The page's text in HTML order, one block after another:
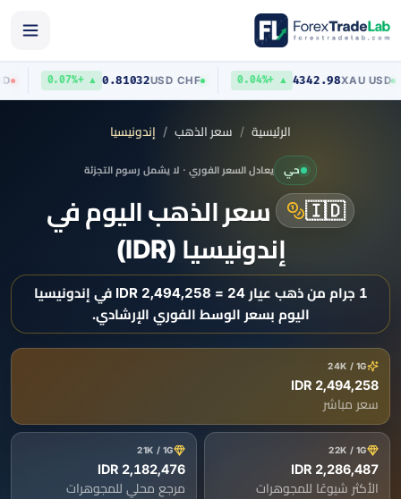
XAU/
4342.98
▲ +0.04%
USD/CHF
0.81032
▲ +0.07%
/USD
الرئيسية سعر الذهب إندونيسيا
حي يعادل السعر الفوري · لا يشمل رسوم التجزئة
🇮🇩
سعر الذهب اليوم في
إندونيسيا (IDR)
1 جرام من ذهب عيار 24 = 2,494,258 IDR في إندونيسيا
اليوم بسعر الوسط الفوري الإرشادي.
24K / 1G
2,494,258 IDR
سعر مباشر
22K / 1G
2,286,487 IDR
الأكثر شيوعًا للمجوهرات
21K / 1G
2,182,476 IDR
مرجع محلي للمجوهرات